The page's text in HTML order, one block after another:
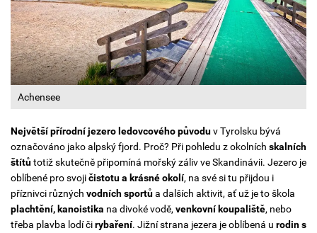
Achensee
Největší přírodní jezero ledovcového původuv Tyrolsku bývá
označováno jako alpský fjord. Proč? Při pohledu z okolních skalních
štítůtotiž skutečně připomíná mořský záliv ve Skandinávii. Jezero je
oblíbené pro svojičistotu a krásné okolí, na své si tu přijdou i
příznivci různých vodních sportůa dalších aktivit, ať už je to škola
plachtění, kanoistika na divoké vodě, venkovní koupaliště, nebo
třeba plavba lodí čirybaření. Jižní strana jezera je oblíbená u rodin s